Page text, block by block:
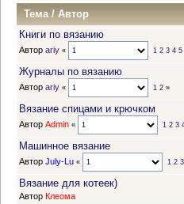
Тема/Автор
Книги по вязанию
Автор ariy « 1 2 3 4 5
Журналы по вязанию
Автор ariy « 1 2»
Вязание спицами и крючком
Автор Admin « 1 2 3
Машинное вязание
Автор July-Lu « 1 2 3
Вязание для котеек)
Автор Клеома